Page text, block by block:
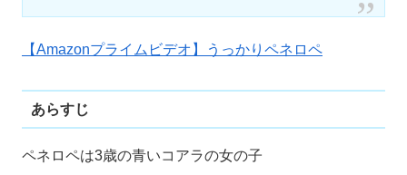
【Amazonプライムビデオ】うっかりペネロペ
あらすじ
ペネロペは3歳の青いコアラの女の子